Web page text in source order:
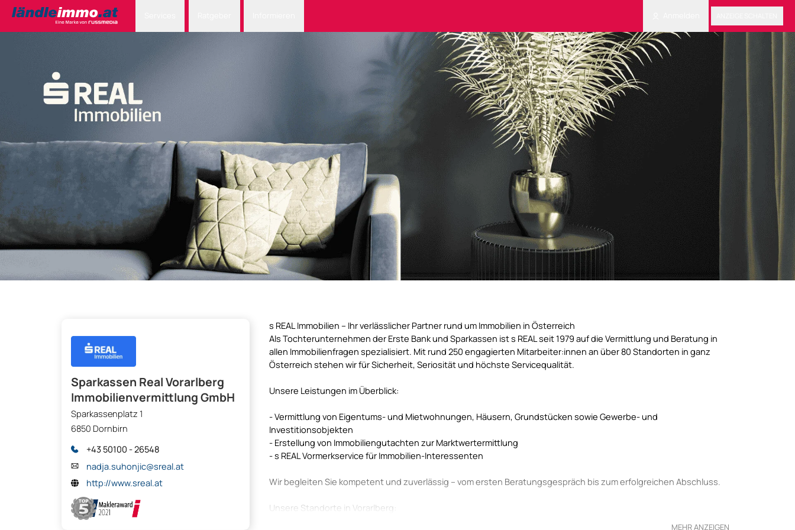
Sparkassen Real Vorarlberg
Immobilienvermittlung GmbH
Sparkassenplatz 1
6850 Dornbirn
+43 50100 - 26548
nadja.suhonjic@sreal.at
http://www.sreal.at
s REAL Immobilien – Ihr verlässlicher Partner rund um Immobilien in Österreich
Als Tochterunternehmen der Erste Bank und Sparkassen ist s REAL seit 1979 auf die Vermittlung und Beratung in
allen Immobilienfragen spezialisiert. Mit rund 250 engagierten Mitarbeiter:innen an über 80 Standorten in ganz
Österreich stehen wir für Sicherheit, Seriosität und höchste Servicequalität.
Unsere Leistungen im Überblick:
- Vermittlung von Eigentums- und Mietwohnungen, Häusern, Grundstücken sowie Gewerbe- und
Investitionsobjekten
- Erstellung von Immobiliengutachten zur Marktwertermittlung
- s REAL Vormerkservice für Immobilien-Interessenten
Wir begleiten Sie kompetent und zuverlässig – vom ersten Beratungsgespräch bis zum erfolgreichen Abschluss.
Unsere Standorte in Vorarlberg:
MEHR ANZEIGEN